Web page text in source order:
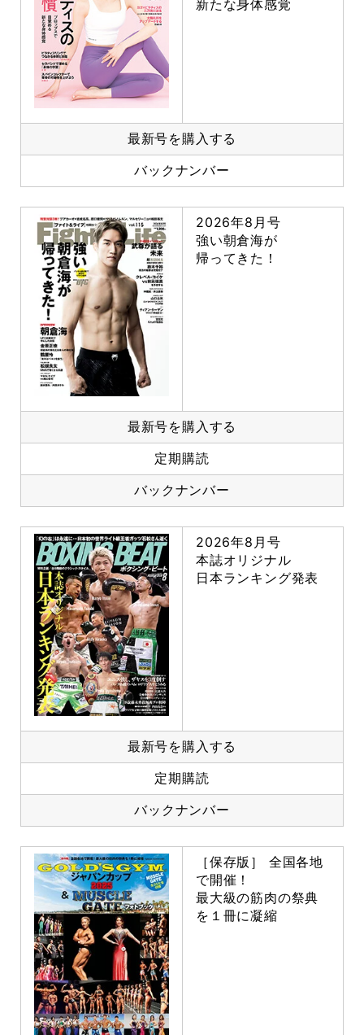
新たな身体感覚
最新号を購入する
バックナンバー
2026年8月号
強い朝倉海が
帰ってきた！
最新号を購入する
定期購読
バックナンバー
2026年8月号
本誌オリジナル
日本ランキング発表
最新号を購入する
定期購読
バックナンバー
［保存版］ 全国各地
で開催！
最大級の筋肉の祭典
を１冊に凝縮